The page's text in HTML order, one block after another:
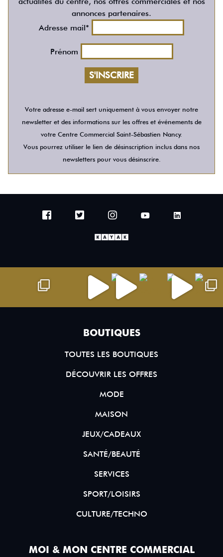
annonces partenaires.
Adresse mail*
Prénom
Votre adresse e-mail sert uniquement à vous envoyer notre
newsletter et des informations sur les offres et événements de
votre Centre Commercial Saint-Sébastien Nancy.
Vous pourrez utiliser le lien de désinscription inclus dans nos
newsletters pour vous désinscrire.
BOUTIQUES
TOUTES LES BOUTIQUES
DÉCOUVRIR LES OFFRES
MODE
MAISON
JEUX/CADEAUX
SANTÉ/BEAUTÉ
SERVICES
SPORT/LOISIRS
CULTURE/TECHNO
MOI & MON CENTRE COMMERCIAL